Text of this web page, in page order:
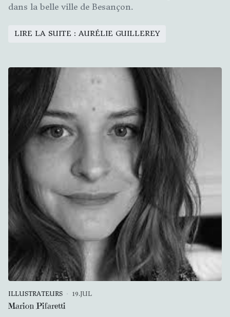
dans la belle ville de Besançon.
LIRE LA SUITE : AURÉLIE GUILLEREY
ILLUSTRATEURS 19.JUL
Marion Pifaretti